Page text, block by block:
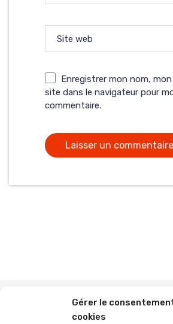
Gérer le
cookies
Site web
Enregistrer mon nom,
site dans le navigateur pour
commentaire.